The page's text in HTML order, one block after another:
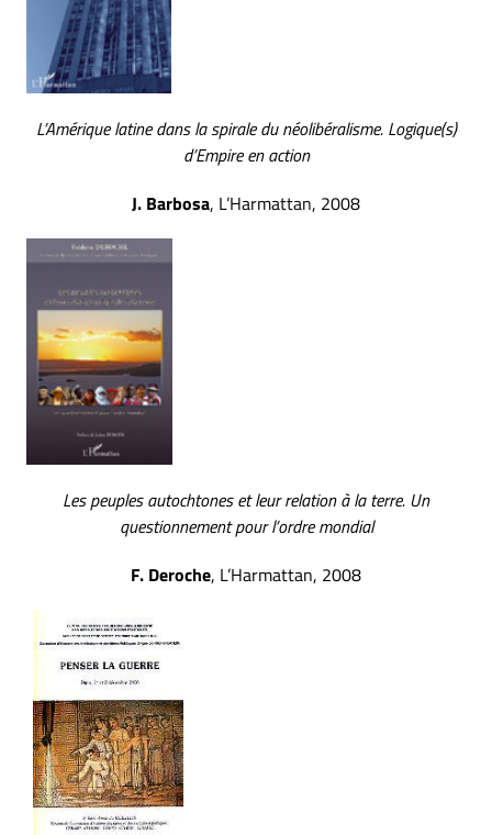
L’Amérique latine dans la spirale du néolibéralisme. Logique(s)
d’Empire en action
J. Barbosa, L’Harmattan, 2008
Les peuples autochtones et leur relation à la terre. Un
questionnement pour l’ordre mondial
F. Deroche, L’Harmattan, 2008